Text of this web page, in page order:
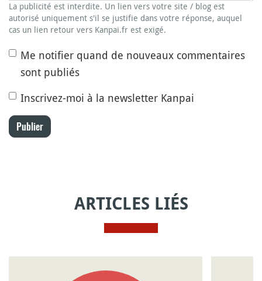
La publicité est interdite. Un lien vers votre site / blog est
autorisé uniquement s'il se justifie dans votre réponse, auquel
cas un lien retour vers Kanpai.fr est exigé.
Me notifier quand de nouveaux commentaires
sont publiés
Inscrivez-moi à la newsletter Kanpai
Publier
ARTICLES LIÉS